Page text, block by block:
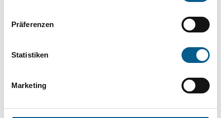
Präferenzen
Statistiken
Marketing
Suchen